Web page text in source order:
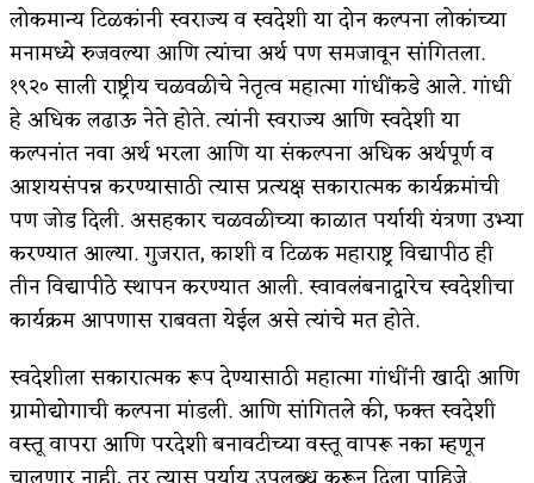
लोकमान्य टिळकांनी स्वराज्य व स्वदेशी या दोन कल्पना लोकांच्या
मनामध्ये रुजवल्या आणि त्यांचा अर्थ पण समजावून सांगितला.
१९२० साली राष्ट्रीय चळवळीचे नेतृत्व महात्मा गांधींकडे आले. गांधी
हे अधिक लढाऊ नेते होते. त्यांनी स्वराज्य आणि स्वदेशी या
कल्पनांत नवा अर्थ भरला आणि या संकल्पना अधिक अर्थपूर्ण व
आशयसंपन्न करण्यासाठी त्यास प्रत्यक्ष सकारात्मक कार्यक्रमांची
पण जोड दिली. असहकार चळवळीच्या काळात पर्यायी यंत्रणा उभ्या
करण्यात आल्या. गुजरात, काशी व टिळक महाराष्ट्र विद्यापीठ ही
तीन विद्यापीठे स्थापन करण्यात आली. स्वावलंबनाद्वारेच स्वदेशीचा
कार्यक्रम आपणास राबवता येईल असे त्यांचे मत होते.
स्वदेशीला सकारात्मक रूप देण्यासाठी महात्मा गांधींनी खादी आणि
ग्रामोद्योगाची कल्पना मांडली. आणि सांगितले की, फक्त स्वदेशी
वस्तू वापरा आणि परदेशी बनावटीच्या वस्तू वापरू नका म्हणून